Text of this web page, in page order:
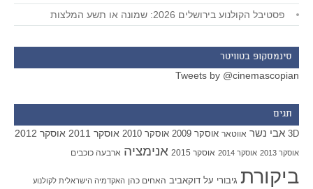
פסטיבל הקולנוע בירושלים 2026: שמונה או תשע המלצות
סינמסקופ בטוויטר
Tweets by @cinemascopian
תגים
3D אבי נשר אווטאר אוסקר 2009 אוסקר 2010 אוסקר 2011 אוסקר 2012
אוסקר 2013 אוסקר 2014 אוסקר 2015 אנימציה ארבעה כוכבים
ביקורת גיבורי על דוקאביב האחים כהן האקדמיה הישראלית לקולנוע